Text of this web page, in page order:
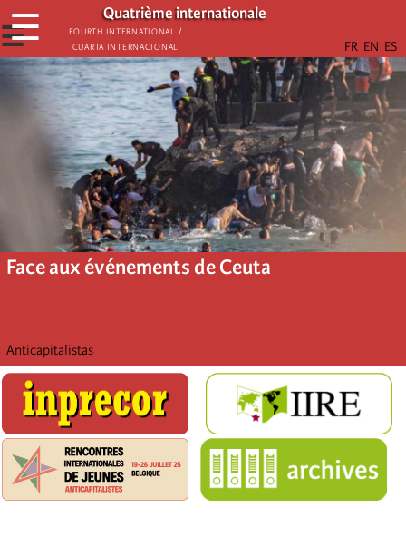
Aller
au
contenu
principal
Quatrième internationale
Fourth International /
Cuarta Internacional
☰
☰
Face aux événements de Ceuta
Anticapitalistas